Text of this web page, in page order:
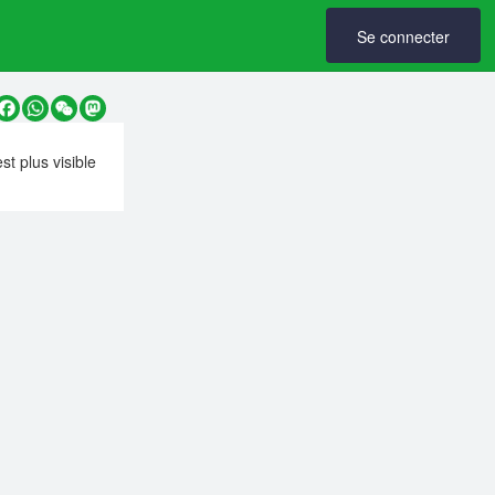
Se connecter
Facebook
WhatsApp
WeChatMastodon
plus visible